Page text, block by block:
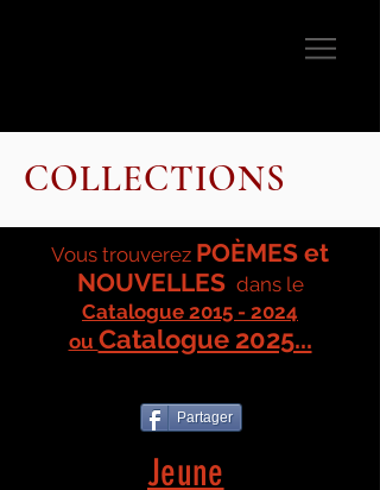
COLLECTIONS
Vous trouverez POÈMES et
NOUVELLES dans le
Catalogue 2015 - 2024
ou Catalogue 2025...
Partager
Jeune